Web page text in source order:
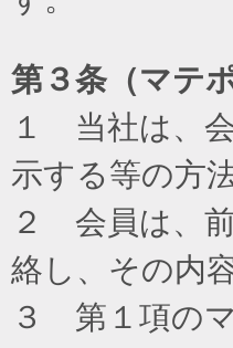
第３条（マテ
１ 当社は、
示する等の方
２ 会員は、
絡し、その内
３ 第１項の